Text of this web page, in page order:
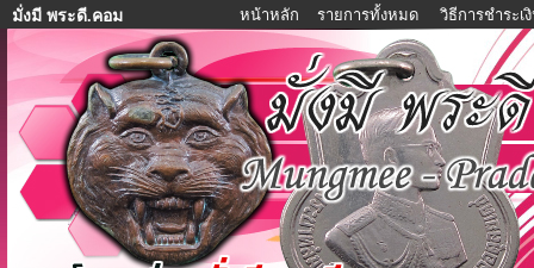
มั่งมี พระดี.คอม หน้าหลัก รายการทั้งหมด วิธีการชำระเ